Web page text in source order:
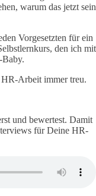
warum das jetzt sein
Vorgesetzten für ein
den ich mit
Baby.
Arbeit immer treu.
und bewertest. Damit
für Deine HR-